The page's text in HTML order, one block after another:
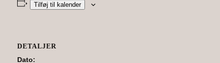
Tilføj til kalender
DETALJER
Dato: